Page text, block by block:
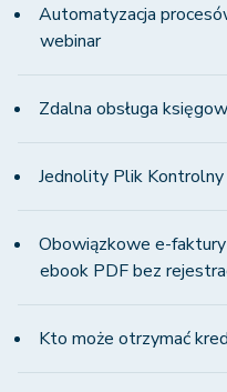
Automatyzacja
webinar
Zdalna obsługa
Jednolity Plik
Obowiązkowe e-
ebook PDF bez
Kto może otrzymać